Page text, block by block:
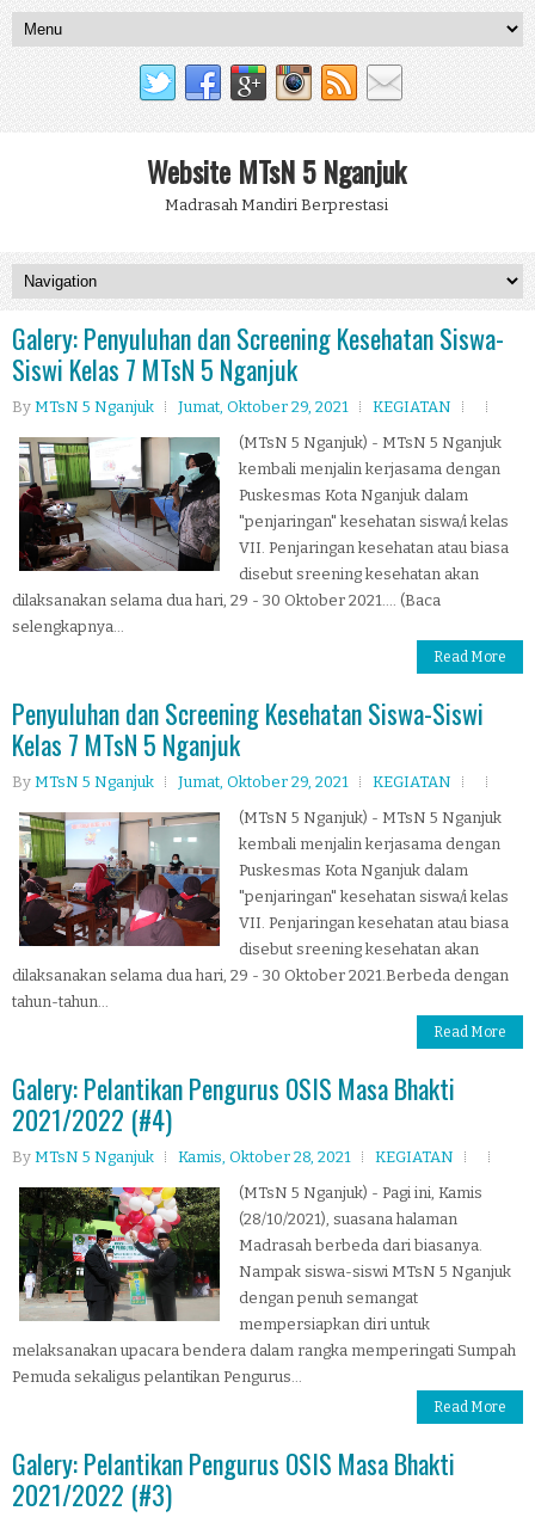
Website MTsN 5 Nganjuk
Madrasah Mandiri Berprestasi
Galery: Penyuluhan dan Screening Kesehatan Siswa-
Siswi Kelas 7 MTsN 5 Nganjuk
By MTsN 5 Nganjuk Jumat, Oktober 29, 2021
KEGIATAN
(MTsN 5 Nganjuk) - MTsN 5 Nganjuk
kembali menjalin kerjasama dengan
Puskesmas Kota Nganjuk dalam
"penjaringan" kesehatan siswa/i kelas
VII. Penjaringan kesehatan atau biasa
disebut sreening kesehatan akan
dilaksanakan selama dua hari, 29 - 30 Oktober 2021.... (Baca
selengkapnya...
Read More
Penyuluhan dan Screening Kesehatan Siswa-Siswi
Kelas 7 MTsN 5 Nganjuk
By MTsN 5 Nganjuk Jumat, Oktober 29, 2021
KEGIATAN
(MTsN 5 Nganjuk) - MTsN 5 Nganjuk
kembali menjalin kerjasama dengan
Puskesmas Kota Nganjuk dalam
"penjaringan" kesehatan siswa/i kelas
VII. Penjaringan kesehatan atau biasa
disebut sreening kesehatan akan
dilaksanakan selama dua hari, 29 - 30 Oktober 2021.Berbeda dengan
tahun-tahun...
Read More
Galery: Pelantikan Pengurus OSIS Masa Bhakti
2021/2022 (#4)
By MTsN 5 Nganjuk Kamis, Oktober 28, 2021
KEGIATAN
(MTsN 5 Nganjuk) - Pagi ini, Kamis
(28/10/2021), suasana halaman
Madrasah berbeda dari biasanya.
Nampak siswa-siswi MTsN 5 Nganjuk
dengan penuh semangat
mempersiapkan diri untuk
melaksanakan upacara bendera dalam rangka memperingati Sumpah
Pemuda sekaligus pelantikan Pengurus...
Read More
Galery: Pelantikan Pengurus OSIS Masa Bhakti
2021/2022 (#3)